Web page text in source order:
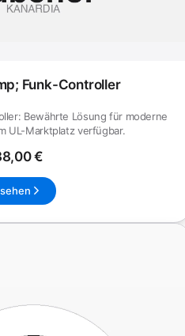
Funk-Controller
Bewährte Lösung für moderne
UL-Marktplatz verfügbar.
€